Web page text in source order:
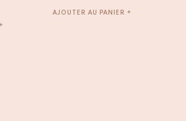
AJOUTER AU PANIER +